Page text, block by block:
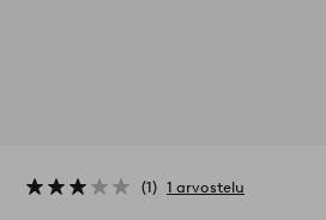
1 1 arvostelu